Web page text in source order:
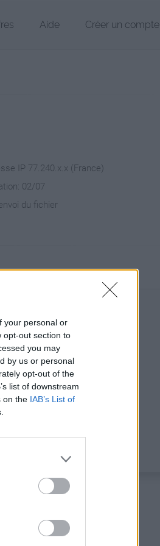
your personal or
opt-out section to
you may
by us or personal
opt-out of the
list of downstream
on the IAB’s List of
Aide Créer un compte
IP 77.240.x.x (France)
02/07
du fichier